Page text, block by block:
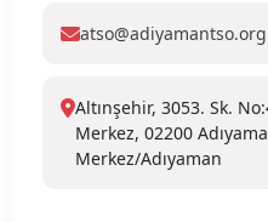
Altınşehir, 3053. Sk.
Merkez, 02200
Merkez/Adıyaman